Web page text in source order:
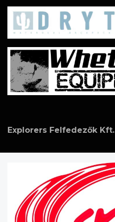
Explorers Felfedezők Kft.